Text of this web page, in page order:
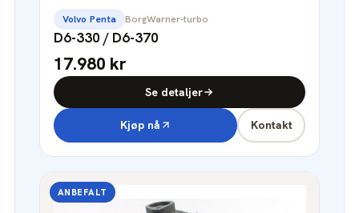
Volvo Penta BorgWarner-turbo
D6-330 / D6-370
17.980 kr
Se detaljer
Kjøp nå Kontakt
ANBEFALT